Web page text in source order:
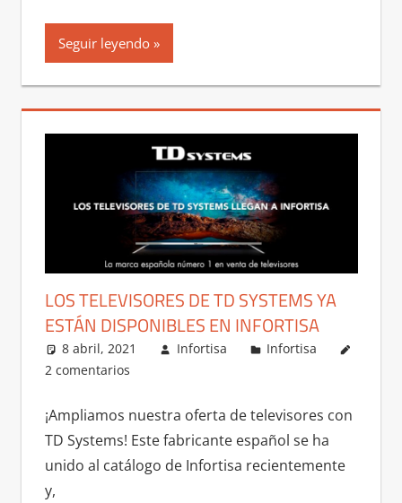
Seguir leyendo
LOS TELEVISORES DE TD SYSTEMS YA
ESTÁN DISPONIBLES EN INFORTISA
8 abril, 2021 Infortisa
Infortisa
2 comentarios
¡Ampliamos nuestra oferta de televisores con
TD Systems! Este fabricante español se ha
unido al catálogo de Infortisa recientemente
y,